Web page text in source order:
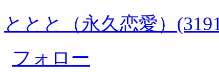
ととと（永久恋愛）
フォロー